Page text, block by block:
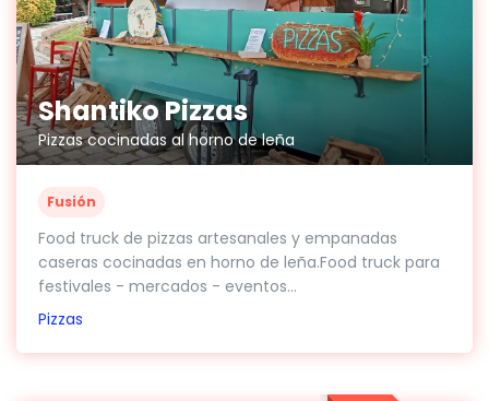
Shantiko Pizzas
Pizzas cocinadas al horno de leña
Fusión
Food truck de pizzas artesanales y empanadas
caseras cocinadas en horno de leña.Food truck para
festivales - mercados - eventos...
Pizzas